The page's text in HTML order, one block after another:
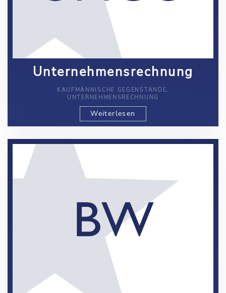
Unternehmensrechnung
KAUFMÄNNISCHE GEGENSTÄNDE,
UNTERNEHMENSRECHNUNG
Weiterlesen